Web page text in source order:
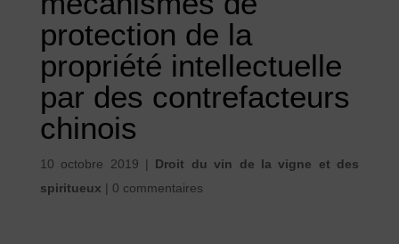
protection de la
propriété intellectuelle
par des contrefacteurs
chinois
10 octobre 2019 | Droit du vin de la vigne et des
spiritueux | 0 commentaires